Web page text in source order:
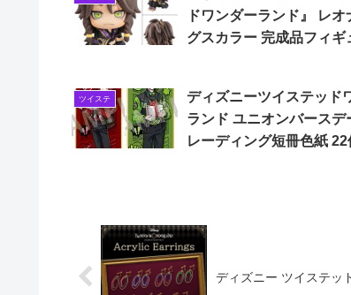
ドワンダーランド』 レオ
グスカラー 完成品フィギ
ツイステ
ディズニーツイステッド
ランド ユニオンバースデ
レーディング短冊色紙 22
ディズニー ツイステ